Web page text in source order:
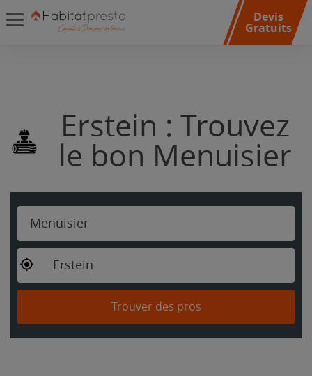
Devis
Gratuits
Erstein : Trouvez
le bon Menuisier
Menuisier
Erstein
Trouver des pros